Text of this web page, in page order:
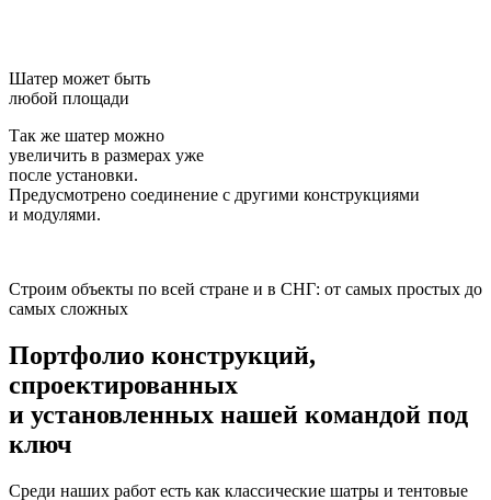
Шатер может быть
любой площади
Так же шатер можно
увеличить в размерах уже
после установки.
Предусмотрено соединение с другими конструкциями
и модулями.
Строим объекты по всей стране и в СНГ: от самых простых до
самых сложных
Портфолио конструкций,
спроектированных
и установленных нашей командой под
ключ
Среди наших работ есть как классические шатры и тентовые